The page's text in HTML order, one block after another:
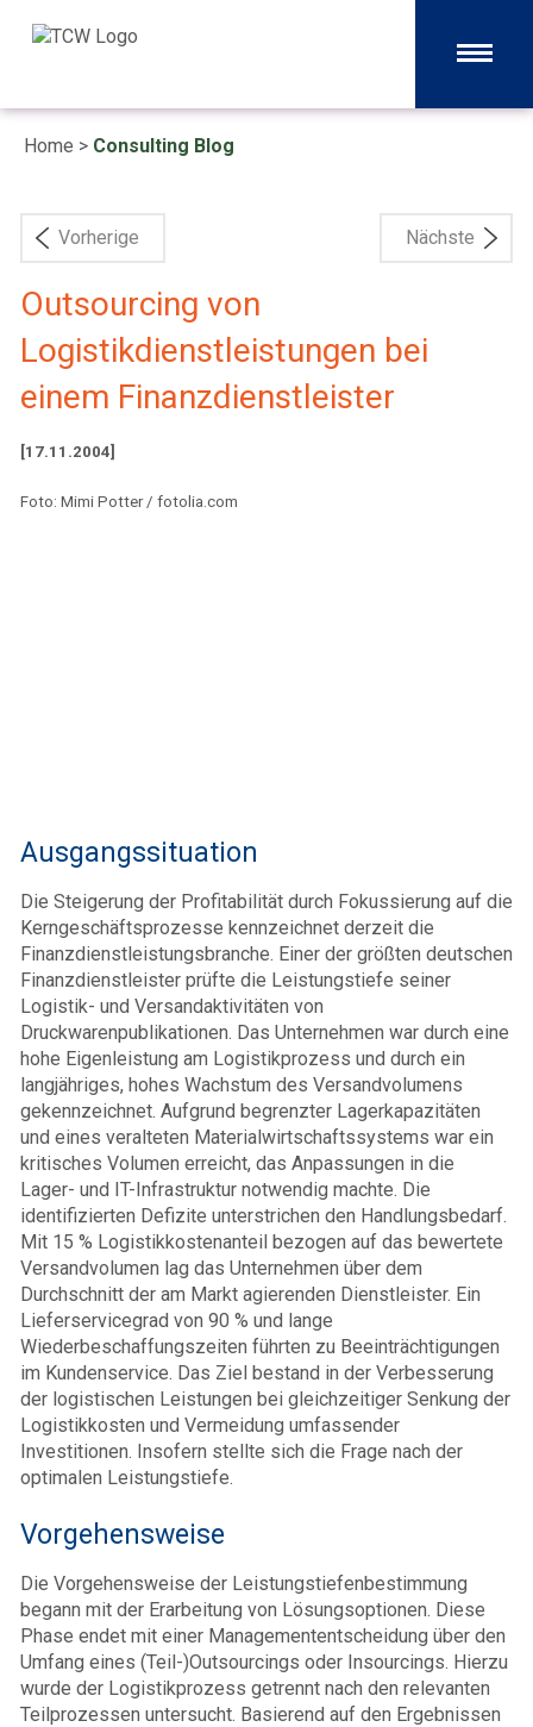
Home > Consulting Blog
Vorherige Nächste
Outsourcing von
Logistikdienstleistungen bei
einem Finanzdienstleister
[17.11.2004]
Foto: Mimi Potter / fotolia.com
Ausgangssituation
Die Steigerung der Profitabilität durch Fokussierung auf die
Kerngeschäftsprozesse kennzeichnet derzeit die
Finanzdienstleistungsbranche. Einer der größten deutschen
Finanzdienstleister prüfte die Leistungstiefe seiner
Logistik- und Versandaktivitäten von
Druckwarenpublikationen. Das Unternehmen war durch eine
hohe Eigenleistung am Logistikprozess und durch ein
langjähriges, hohes Wachstum des Versandvolumens
gekennzeichnet. Aufgrund begrenzter Lagerkapazitäten
und eines veralteten Materialwirtschaftssystems war ein
kritisches Volumen erreicht, das Anpassungen in die
Lager- und IT-Infrastruktur notwendig machte. Die
identifizierten Defizite unterstrichen den Handlungsbedarf.
Mit 15 % Logistikkostenanteil bezogen auf das bewertete
Versandvolumen lag das Unternehmen über dem
Durchschnitt der am Markt agierenden Dienstleister. Ein
Lieferservicegrad von 90 % und lange
Wiederbeschaffungszeiten führten zu Beeinträchtigungen
im Kundenservice. Das Ziel bestand in der Verbesserung
der logistischen Leistungen bei gleichzeitiger Senkung der
Logistikkosten und Vermeidung umfassender
Investitionen. Insofern stellte sich die Frage nach der
optimalen Leistungstiefe.
Vorgehensweise
Die Vorgehensweise der Leistungstiefenbestimmung
begann mit der Erarbeitung von Lösungsoptionen. Diese
Phase endet mit einer Managemententscheidung über den
Umfang eines (Teil-)Outsourcings oder Insourcings. Hierzu
wurde der Logistikprozess getrennt nach den relevanten
Teilprozessen untersucht. Basierend auf den Ergebnissen